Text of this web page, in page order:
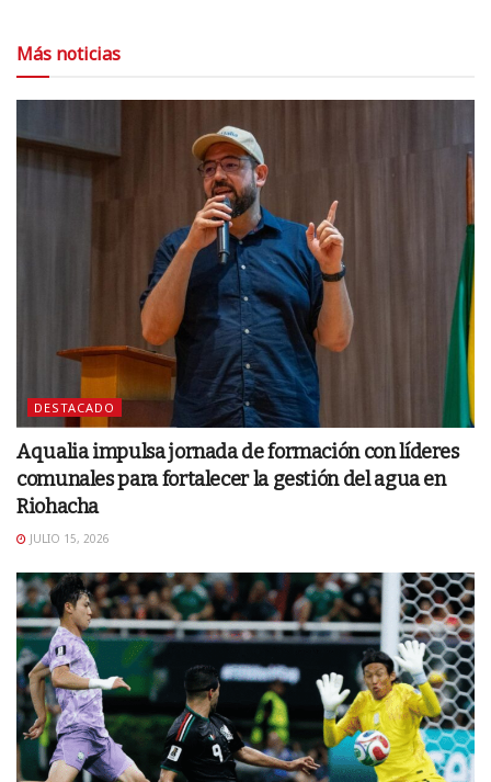
Más noticias
DESTACADO
Aqualia impulsa jornada de formación con líderes
comunales para fortalecer la gestión del agua en
Riohacha
JULIO 15, 2026